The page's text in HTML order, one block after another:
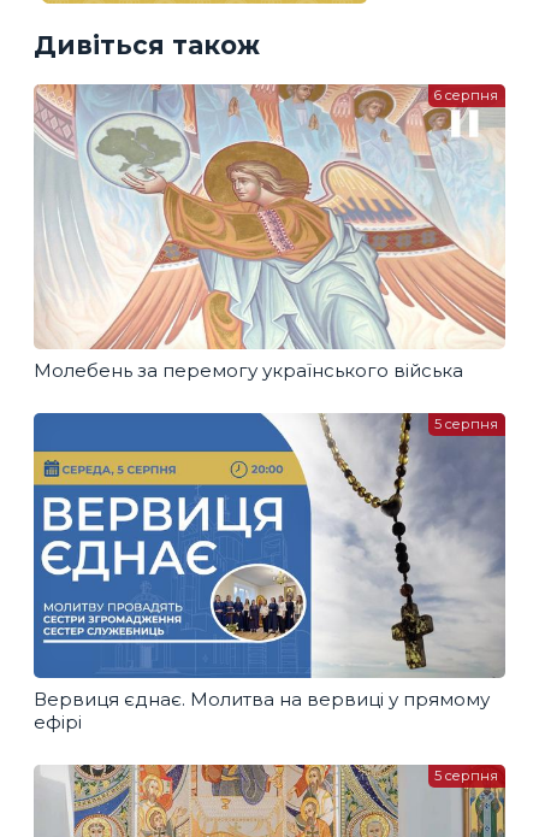
Дивіться також
Молебень за перемогу українського війська
6 серпня
Вервиця єднає. Молитва на вервиці у прямому
ефірі
5 серпня
5 серпня